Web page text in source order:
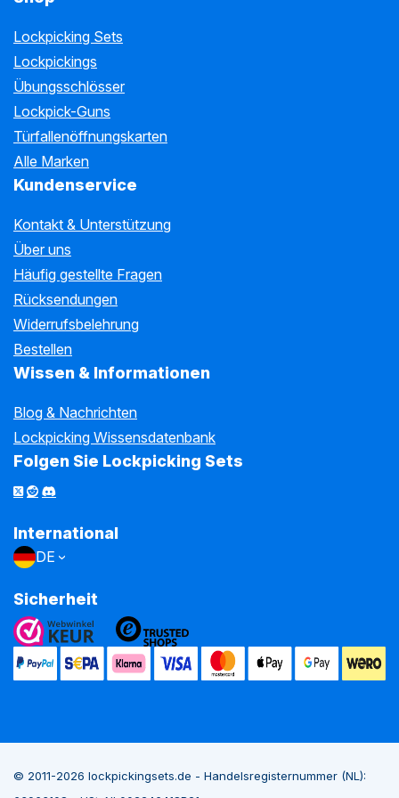
Lockpicking Sets
Lockpickings
Übungsschlösser
Lockpick-Guns
Türfallenöffnungskarten
Alle Marken
Kundenservice
Kontakt & Unterstützung
Über uns
Häufig gestellte Fragen
Rücksendungen
Widerrufsbelehrung
Bestellen
Wissen & Informationen
Blog & Nachrichten
Lockpicking Wissensdatenbank
Folgen Sie Lockpicking Sets
International
DE
Sicherheit
© 2011-2026 lockpickingsets.de - Handelsregisternummer (NL):